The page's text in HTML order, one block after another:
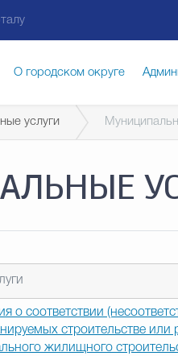
О городском округе
Муниципальные услуги
Общественная безопасность
Открытые данные
услуги
о соответствии
строительстве или
жилищного